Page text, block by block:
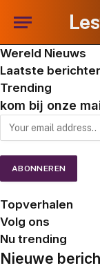
Wereld Nieuws
Laatste
Trending
kom bij onze
Topverhalen
Volg ons
Nu trending
Nieuwe